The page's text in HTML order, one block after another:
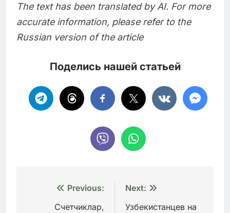
The text has been translated by AI. For more
accurate information, please refer to the
Russian version of the article
Поделись нашей статьей
Навигация
Previous:
Счетчиклар,
Next:
Узбекистанцев на